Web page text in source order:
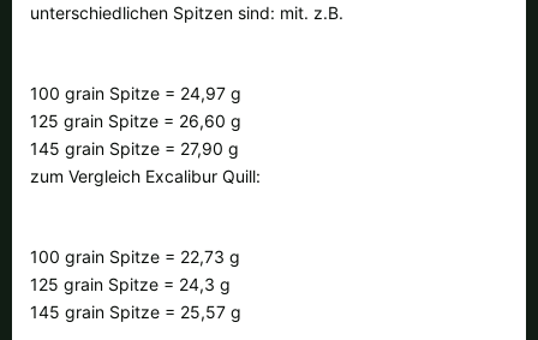
unterschiedlichen Spitzen sind: mit. z.B.
100 grain Spitze = 24,97 g
125 grain Spitze = 26,60 g
145 grain Spitze = 27,90 g
zum Vergleich Excalibur Quill:
100 grain Spitze = 22,73 g
125 grain Spitze = 24,3 g
145 grain Spitze = 25,57 g
Bestellung.